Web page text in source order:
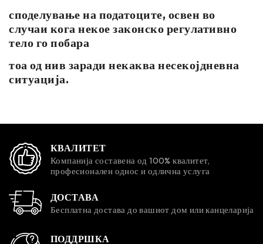
споделување на податоците, освен во
случаи кога некое законско регулативно
тело го побара
тоа од нив заради некаква несекојдневна
ситуација.
КВАЛИТЕТ
Компанија составена од 100% квалитет,
професионален однос и одлична услуга
ДОСТАВА
Бесплатна достава до вашиот дом или канцеларија
ПОДДРШКА